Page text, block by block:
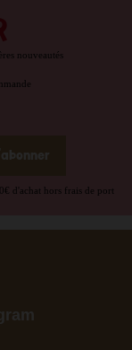
nouveautés
d'achat hors frais de port